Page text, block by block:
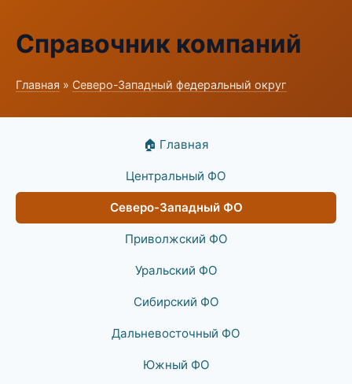
Справочник компаний
Главная » Северо-Западный федеральный округ
🏠 Главная
Центральный ФО
Северо-Западный ФО
Приволжский ФО
Уральский ФО
Сибирский ФО
Дальневосточный ФО
Южный ФО